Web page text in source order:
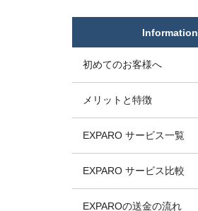
Information
初めてのお客様へ
メリットと特徴
EXPARO サービス一覧
EXPARO サービス比較
EXPAROの送金の流れ